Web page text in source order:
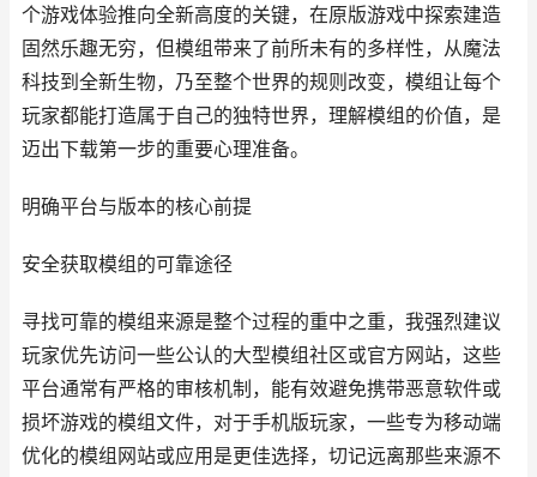
个游戏体验推向全新高度的关键，在原版游戏中探索建造
固然乐趣无穷，但模组带来了前所未有的多样性，从魔法
科技到全新生物，乃至整个世界的规则改变，模组让每个
玩家都能打造属于自己的独特世界，理解模组的价值，是
迈出下载第一步的重要心理准备。
明确平台与版本的核心前提
安全获取模组的可靠途径
寻找可靠的模组来源是整个过程的重中之重，我强烈建议
玩家优先访问一些公认的大型模组社区或官方网站，这些
平台通常有严格的审核机制，能有效避免携带恶意软件或
损坏游戏的模组文件，对于手机版玩家，一些专为移动端
优化的模组网站或应用是更佳选择，切记远离那些来源不